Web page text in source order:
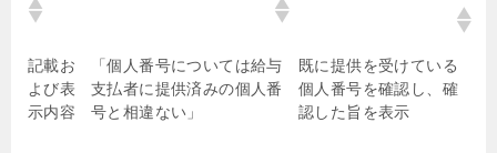
記載お
よび表
示内容
「個人番号については給与
支払者に提供済みの個人番
号と相違ない」
既に提供を受けている
個人番号を確認し、確
認した旨を表示